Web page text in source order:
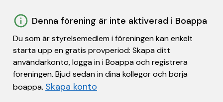
Denna förening är inte aktiverad i Boappa
Du som är styrelsemedlem i föreningen kan enkelt
starta upp en gratis provperiod: Skapa ditt
användarkonto, logga in i Boappa och registrera
föreningen. Bjud sedan in dina kollegor och börja
boappa. Skapa konto